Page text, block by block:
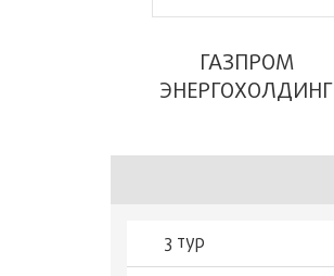
ГАЗПРОМ
ЭНЕРГОХОЛДИНГ
3 тур